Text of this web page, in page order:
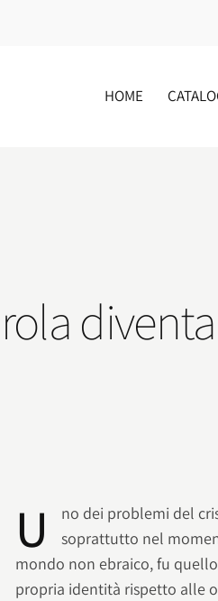
HOME
U
no dei problemi del
soprattutto nel
mondo non ebraico, fu
propria identità rispetto alle